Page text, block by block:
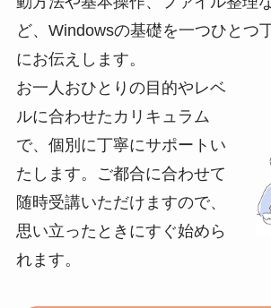
ど、Windowsの基礎を一つひとつ
にお伝えします。
お一人おひとりの目的やレベ
ルに合わせたカリキュラム
で、個別に丁寧にサポートい
たします。ご都合に合わせて
随時受講いただけますので、
思い立ったときにすぐ始めら
れます。